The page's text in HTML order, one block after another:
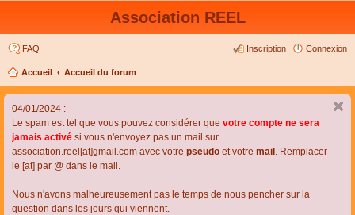
Association REEL
FAQ Connexion
Inscription
Accueil Accueil du forum
04/01/2024 :
Le spam est tel que vous pouvez considérer que votre compte ne sera
jamais activé si vous n'envoyez pas un mail sur
association.reel[at]gmail.com avec votre pseudo et votre mail . Remplacer
le [at] par @ dans le mail.
Nous n'avons malheureusement pas le temps de nous pencher sur la
question dans les jours qui viennent.